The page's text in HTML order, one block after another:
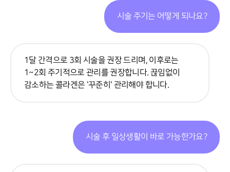
시술 주기는 어떻게 되나요?
1달 간격으로 3회 시술을 권장 드리며, 이후로는
1~2회 주기적으로 관리를 권장합니다. 끊임없이
감소하는 콜라겐은 '꾸준히' 관리해야 합니다.
시술 후 일상생활이 바로 가능한가요?